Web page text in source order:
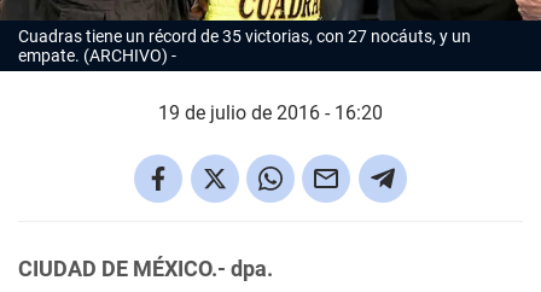
Cuadras tiene un récord de 35 victorias, con 27 nocáuts, y un
empate. (ARCHIVO)
19 de julio de 2016 - 16:20
CIUDAD DE MÉXICO.- dpa.